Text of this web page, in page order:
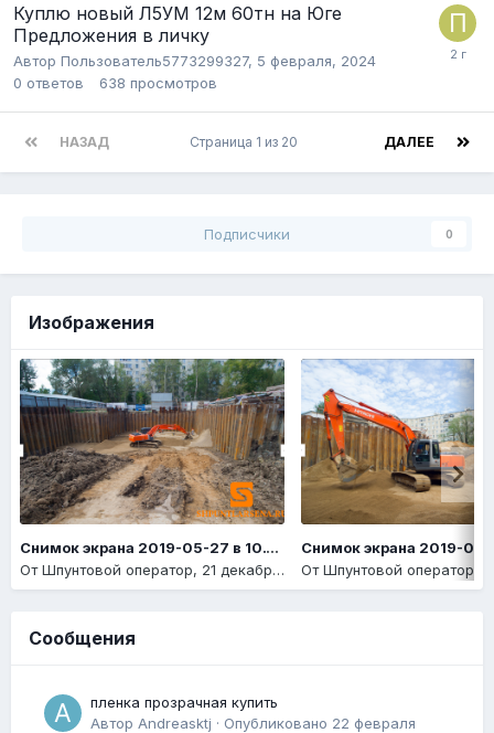
Куплю новый Л5УМ 12м 60тн на Юге
Предложения в личку
Автор Пользователь5773299327, 5 февраля, 2024
0 ответов 638 просмотров
НАЗАД ДАЛЕЕ
Страница 1 из 20
Подписчики 0
Изображения
Снимок экрана 2019-05-27 в 10.14.14
ОтШпунтовой оператор, 21 декабря, 2020 ОтШпунтовой оператор
Сообщения
пленка прозрачная купить
Автор Andreasktj · Опубликовано 22 февраля